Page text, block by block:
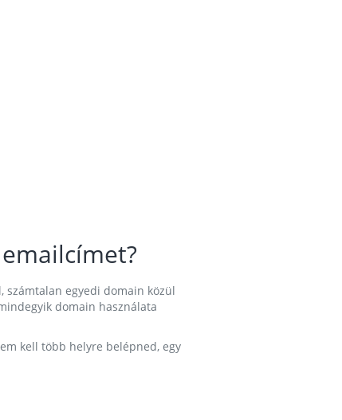
számtalan egyedi domain közül
domain használata
kell több helyre belépned, egy